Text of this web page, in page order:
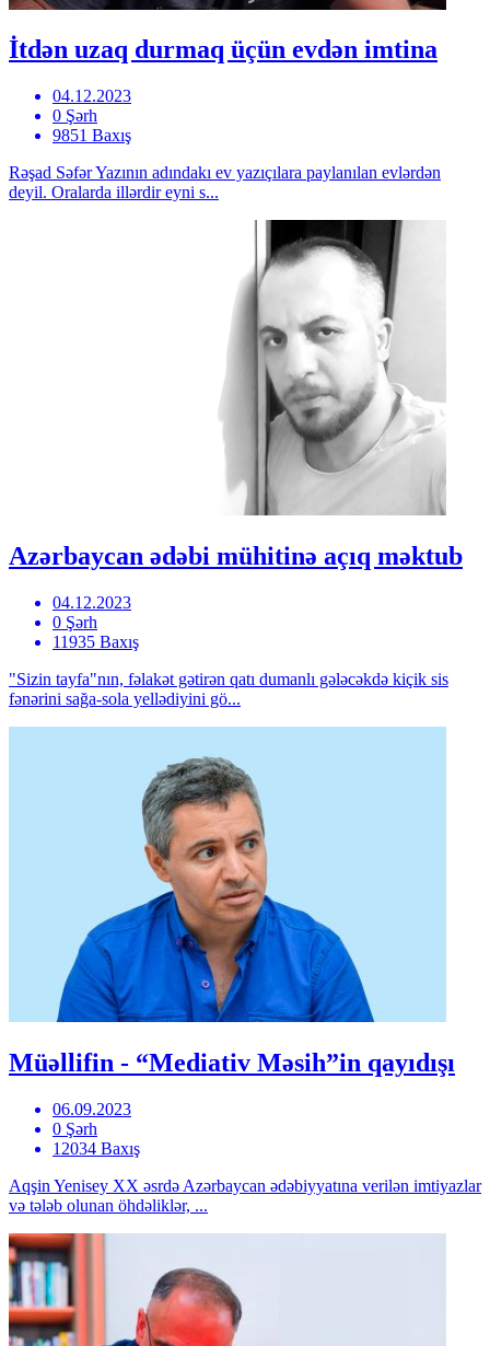
İtdən uzaq durmaq üçün evdən imtina
04.12.2023
0 Şərh
9851 Baxış
Rəşad Səfər Yazının adındakı ev yazıçılara paylanılan evlərdən
deyil. Oralarda illərdir eyni s...
Azərbaycan ədəbi mühitinə açıq məktub
04.12.2023
0 Şərh
11935 Baxış
"Sizin tayfa"nın, fəlakət gətirən qatı dumanlı gələcəkdə kiçik sis
fənərini sağa-sola yellədiyini gö...
Müəllifin - “Mediativ Məsih”in qayıdışı
06.09.2023
0 Şərh
12034 Baxış
Aqşin Yenisey XX əsrdə Azərbaycan ədəbiyyatına verilən imtiyazlar
və tələb olunan öhdəliklər, ...